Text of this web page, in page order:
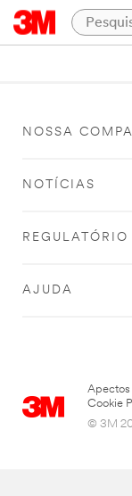
NOSSA
NOTÍCIAS
REGULATÓRIO
AJUDA
Apectos
Cookie
© 3M